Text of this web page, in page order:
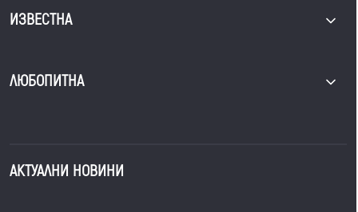
ИЗВЕСТНА
ЛЮБОПИТНА
АКТУАЛНИ НОВИНИ